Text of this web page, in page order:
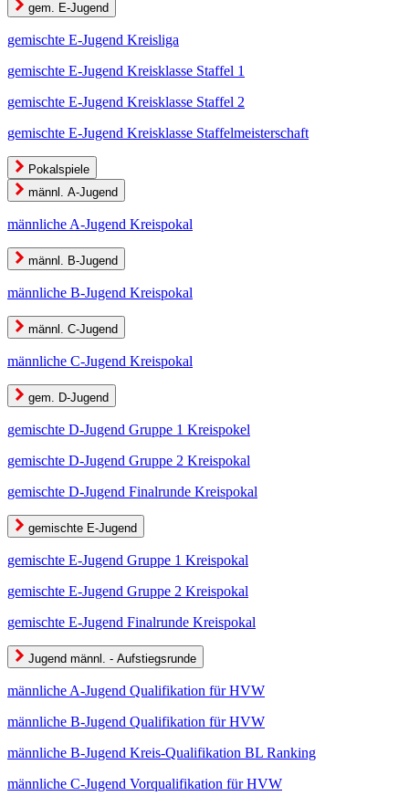
gem. E-Jugend
gemischte E-Jugend Kreisliga
gemischte E-Jugend Kreisklasse Staffel 1
gemischte E-Jugend Kreisklasse Staffel 2
gemischte E-Jugend Kreisklasse Staffelmeisterschaft
Pokalspiele
männl. A-Jugend
männliche A-Jugend Kreispokal
männl. B-Jugend
männliche B-Jugend Kreispokal
männl. C-Jugend
männliche C-Jugend Kreispokal
gem. D-Jugend
gemischte D-Jugend Gruppe 1 Kreispokel
gemischte D-Jugend Gruppe 2 Kreispokal
gemischte D-Jugend Finalrunde Kreispokal
gemischte E-Jugend
gemischte E-Jugend Gruppe 1 Kreispokal
gemischte E-Jugend Gruppe 2 Kreispokal
gemischte E-Jugend Finalrunde Kreispokal
Jugend männl. - Aufstiegsrunde
männliche A-Jugend Qualifikation für HVW
männliche B-Jugend Qualifikation für HVW
männliche B-Jugend Kreis-Qualifikation BL Ranking
männliche C-Jugend Vorqualifikation für HVW